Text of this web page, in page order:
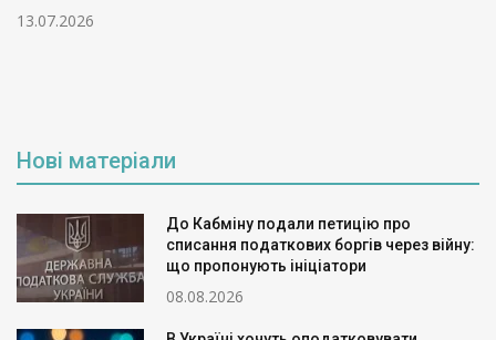
13.07.2026
Нові матеріали
До Кабміну подали петицію про
списання податкових боргів через війну:
що пропонують ініціатори
08.08.2026